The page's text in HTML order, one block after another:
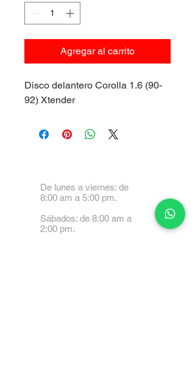
Agregar al carrito
Disco delantero Corolla 1.6 (90-
92) Xtender
De lunes a viernes: de
8:00 am a 5:00 pm.
Sábados: de 8:00 am a
2:00 pm.